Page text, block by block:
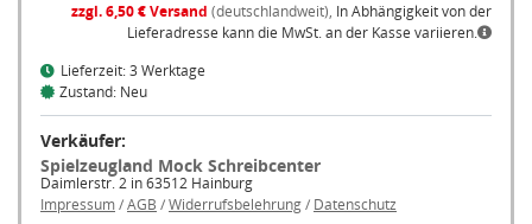
zzgl. 6,50 € Versand (deutschlandweit), In Abhängigkeit von der
Lieferadresse kann die MwSt. an der Kasse variieren.
Lieferzeit: 3 Werktage
Zustand: Neu
Verkäufer:
Spielzeugland Mock Schreibcenter
Daimlerstr. 2 in 63512 Hainburg
Impressum/AGB /Widerrufsbelehrung/ Datenschutz